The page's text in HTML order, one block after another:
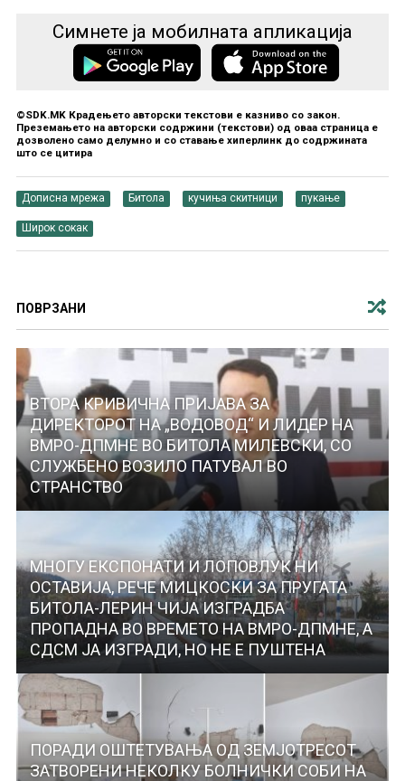
Симнете ја мобилната апликација
©SDK.MK Крадењето авторски текстови е казниво со закон.
Преземањето на авторски содржини (текстови) од оваа страница е
дозволено само делумно и со ставање хиперлинк до содржината
што се цитира
Дописна мрежа Битола кучиња скитници пукање
Широк сокак
ПОВРЗАНИ
ВТОРА КРИВИЧНА ПРИЈАВА ЗА
ДИРЕКТОРОТ НА „ВОДОВОД“ И ЛИДЕР НА
ВМРО-ДПМНЕ ВО БИТОЛА МИЛЕВСКИ, СО
СЛУЖБЕНО ВОЗИЛО ПАТУВАЛ ВО
СТРАНСТВО
МНОГУ ЕКСПОНАТИ И ЛОПОВЛУК НИ
ОСТАВИЈА, РЕЧЕ МИЦКОСКИ ЗА ПРУГАТА
БИТОЛА-ЛЕРИН ЧИЈА ИЗГРАДБА
ПРОПАДНА ВО ВРЕМЕТО НА ВМРО-ДПМНЕ, А
СДСМ ЈА ИЗГРАДИ, НО НЕ Е ПУШТЕНА
ПОРАДИ ОШТЕТУВАЊА ОД ЗЕМЈОТРЕСОТ
ЗАТВОРЕНИ НЕКОЛКУ БОЛНИЧКИ СОБИ НА